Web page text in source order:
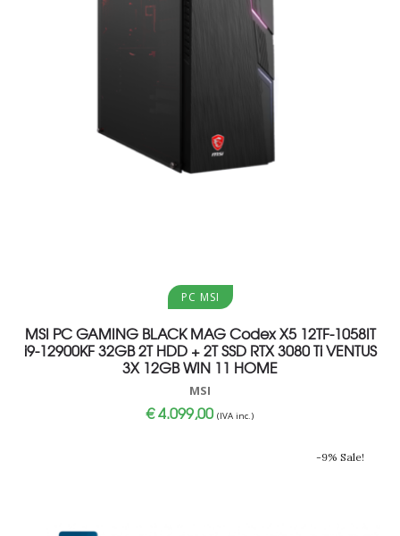
Aggiungi al carrello
PC MSI
MSI PC GAMING BLACK MAG Codex X5 12TF-1058IT
i9-12900KF 32GB 2T HDD + 2T SSD RTX 3080 Ti VENTUS
3X 12GB WIN 11 HOME
MSI
€4.099,00 (IVA inc.)
-9% Sale!